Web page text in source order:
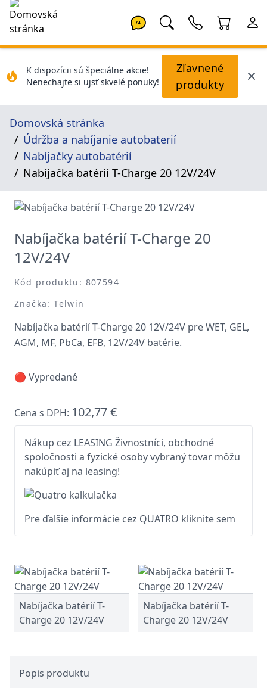
AI
K dispozícii sú špeciálne akcie!
Nenechajte si ujsť skvelé ponuky!
Zľavnené
produkty
Domovská stránka
Údržba a nabíjanie autobaterií
Nabíjačky autobatérií
Nabíjačka batérií T-Charge 20 12V/24V
Nabíjačka batérií T-Charge 20
12V/24V
Kód produktu: 807594
Značka: Telwin
Nabíjačka batérií T-Charge 20 12V/24V pre WET, GEL,
AGM, MF, PbCa, EFB, 12V/24V batérie.
🔴 Vypredané
Cena s DPH: 102,77 €
Nákup cez LEASING Živnostníci, obchodné
spoločnosti a fyzické osoby vybraný tovar môžu
nakúpiť aj na leasing!
Pre ďalšie informácie cez QUATRO kliknite sem
Nabíjačka batérií T-
Charge 20 12V/24V
Nabíjačka batérií T-
Charge 20 12V/24V
Popis produktu